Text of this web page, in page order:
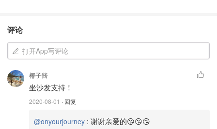
评论
打开App写评论
椰子酱
坐沙发支持！
2020-08-01 · 回复
@onyourjourney : 谢谢亲爱的😘😘😘